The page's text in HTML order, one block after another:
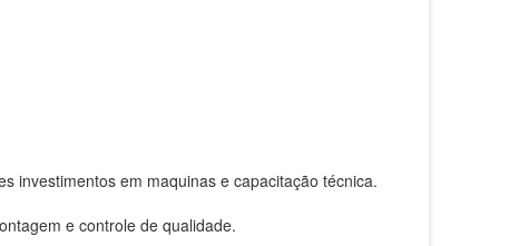
investimentos em maquinas e capacitação técnica.
e controle de qualidade.